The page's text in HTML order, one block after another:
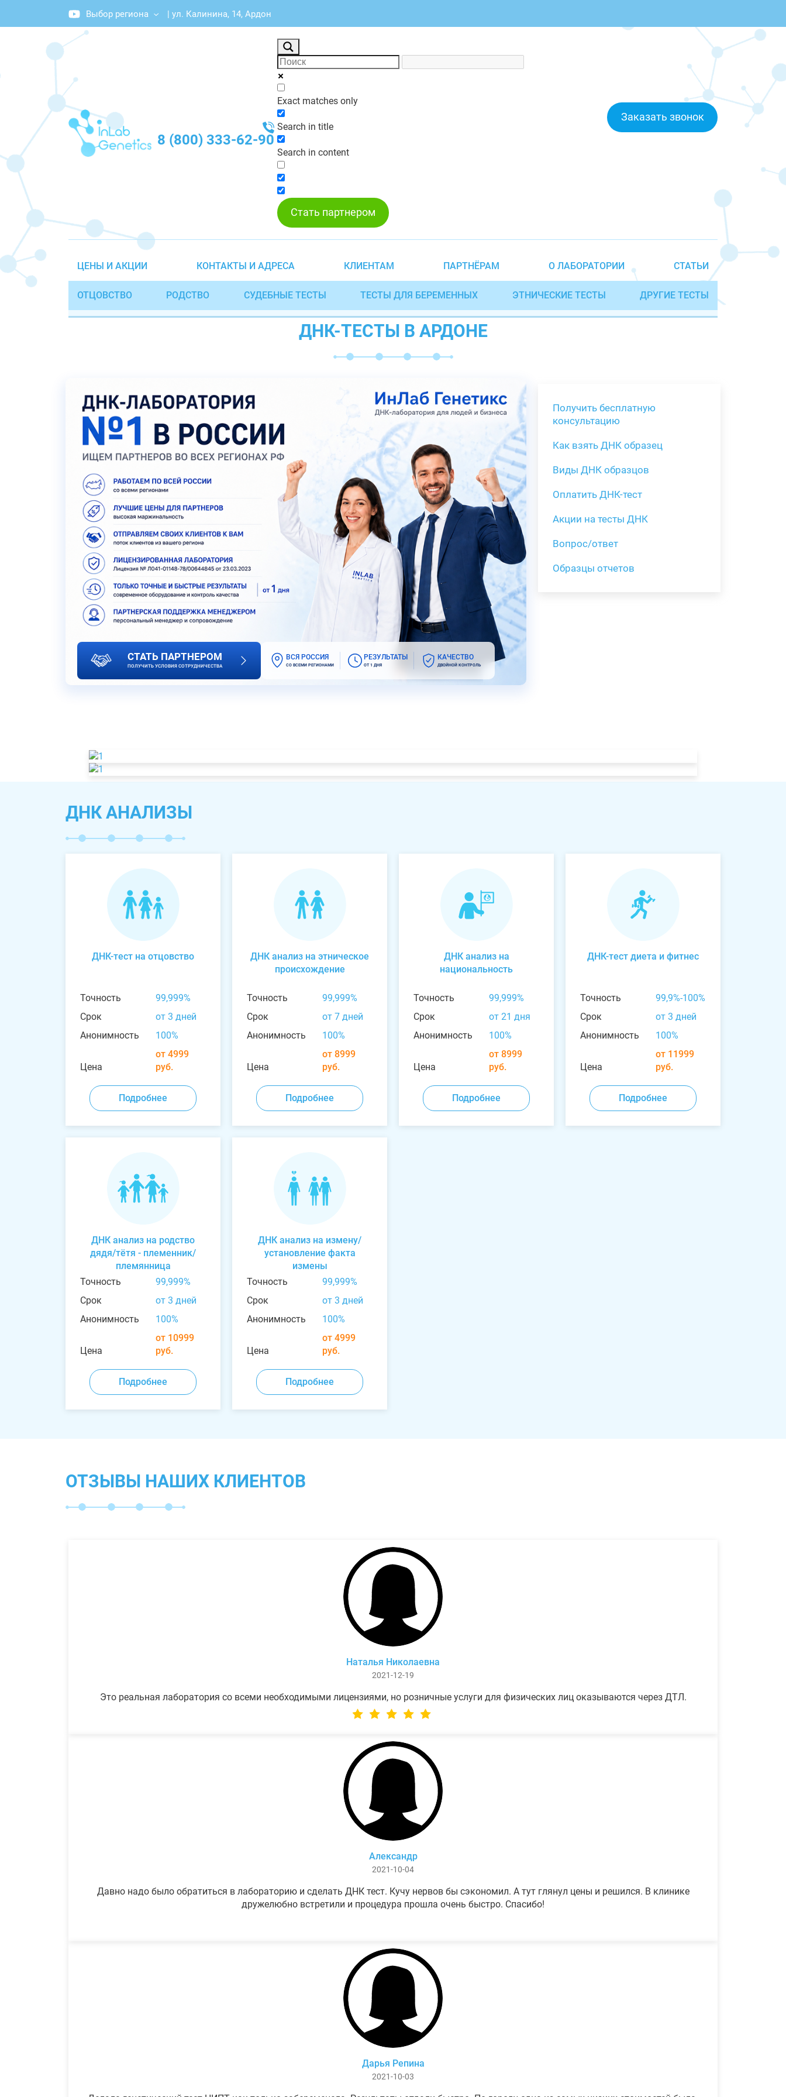
Выбор региона | ул. Калинина, 14, Ардон
8 (800) 333-62-90
Exact matches only
Search in title
Search in content
Заказать звонок
Стать партнером
ЦЕНЫ И АКЦИИ КОНТАКТЫ И АДРЕСА КЛИЕНТАМ ПАРТНЁРАМ О ЛАБОРАТОРИИ СТАТЬИ
ОТЦОВСТВО РОДСТВО СУДЕБНЫЕ ТЕСТЫ ТЕСТЫ ДЛЯ БЕРЕМЕННЫХ ЭТНИЧЕСКИЕ ТЕСТЫ ДРУГИЕ ТЕСТЫ
ДНК-ТЕСТЫ В АРДОНЕ
СТАТЬ ПАРТНЕРОМ
ПОЛУЧИТЬ УСЛОВИЯ СОТРУДНИЧЕСТВА
ВСЯ РОССИЯ
СО ВСЕМИ РЕГИОНАМИ
РЕЗУЛЬТАТЫ
ОТ 1 ДНЯ
КАЧЕСТВО
ДВОЙНОЙ КОНТРОЛЬ
Получить бесплатную
консультацию
Как взять ДНК образец
Виды ДНК образцов
Оплатить ДНК-тест
Акции на тесты ДНК
Вопрос/ответ
Образцы отчетов
ДНК АНАЛИЗЫ
ДНК-тест на отцовство
Точность
99,999%
Срок
от 3 дней
Анонимность
100%
Цена
от 4999
руб.
Подробнее
ДНК анализ на этническое
происхождение
Точность
99,999%
Срок
от 7 дней
Анонимность
100%
Цена
от 8999
руб.
Подробнее
ДНК анализ на
национальность
Точность
99,999%
Срок
от 21 дня
Анонимность
100%
Цена
от 8999
руб.
Подробнее
ДНК-тест диета и фитнес
Точность
99,9%-100%
Срок
от 3 дней
Анонимность
100%
Цена
от 11999
руб.
Подробнее
ДНК анализ на родство
дядя/тётя - племенник/
племянница
Точность
99,999%
Срок
от 3 дней
Анонимность
100%
Цена
от 10999
руб.
Подробнее
ДНК анализ на измену/
установление факта
измены
Точность
99,999%
Срок
от 3 дней
Анонимность
100%
Цена
от 4999
руб.
Подробнее
ОТЗЫВЫ НАШИХ КЛИЕНТОВ
Наталья Николаевна
2021-12-19
Это реальная лаборатория со всеми необходимыми лицензиями, но розничные услуги для физических лиц оказываются через ДТЛ.
Александр
2021-10-04
Давно надо было обратиться в лабораторию и сделать ДНК тест. Кучу нервов бы сэкономил. А тут глянул цены и решился. В клинике
дружелюбно встретили и процедура прошла очень быстро. Спасибо!
Дарья Репина
2021-10-03